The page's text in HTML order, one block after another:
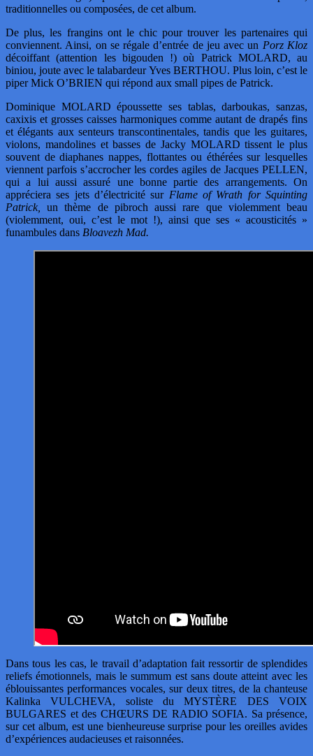
traditionnelles ou composées, de cet album.
De plus, les frangins ont le chic pour trouver les partenaires qui
conviennent. Ainsi, on se régale d’entrée de jeu avec un Porz Kloz
décoiffant (attention les bigouden !) où Patrick MOLARD, au
biniou, joute avec le talabardeur Yves BERTHOU. Plus loin, c’est le
piper Mick O’BRIEN qui répond aux small pipes de Patrick.
Dominique MOLARD époussette ses tablas, darboukas, sanzas,
caxixis et grosses caisses harmoniques comme autant de drapés fins
et élégants aux senteurs transcontinentales, tandis que les guitares,
violons, mandolines et basses de Jacky MOLARD tissent le plus
souvent de diaphanes nappes, flottantes ou éthérées sur lesquelles
viennent parfois s’accrocher les cordes agiles de Jacques PELLEN,
qui a lui aussi assuré une bonne partie des arrangements. On
appréciera ses jets d’électricité sur Flame of Wrath for Squinting
Patrick,
un thème de pibroch aussi rare que violemment beau
(violemment, oui, c’est le mot !), ainsi que ses « acousticités »
funambules dans Bloavezh Mad.
Dans tous les cas, le travail d’adaptation fait ressortir de splendides
reliefs émotionnels, mais le summum est sans doute atteint avec les
éblouissantes performances vocales, sur deux titres, de la chanteuse
Kalinka VULCHEVA, soliste du MYSTÈRE DES VOIX
BULGARES et des CHŒURS DE RADIO SOFIA. Sa présence,
sur cet album, est une bienheureuse surprise pour les oreilles avides
d’expériences audacieuses et raisonnées.